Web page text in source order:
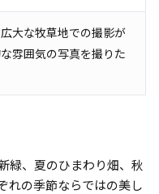
大な牧草地での撮影が
雰囲気の写真を撮りた
緑、夏のひまわり畑、秋
れの季節ならではの美し